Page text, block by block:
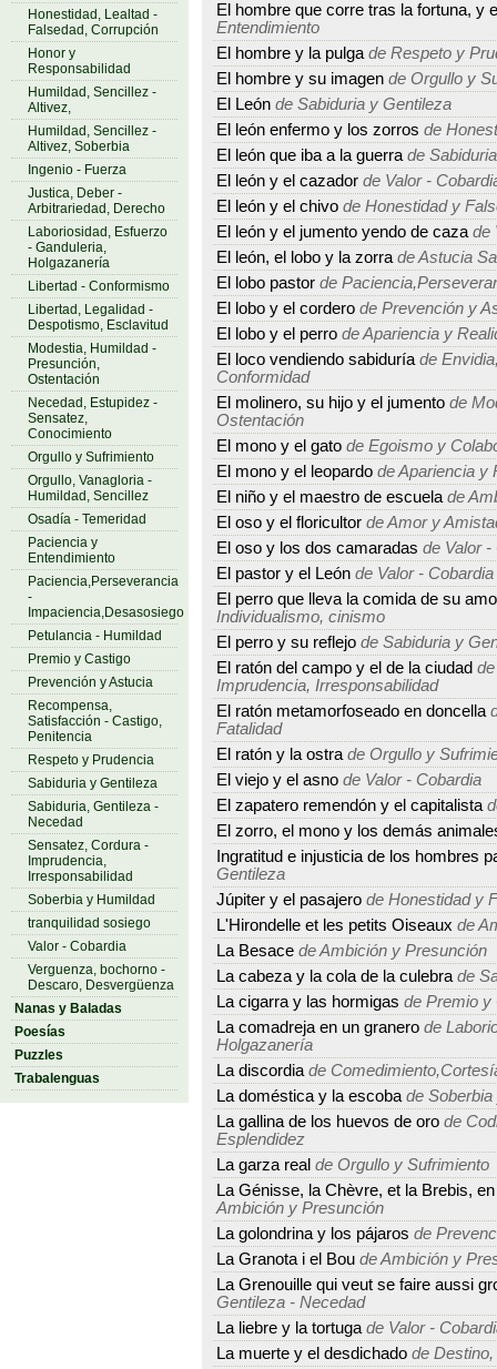
Honestidad, Lealtad -
Falsedad, Corrupción
Honor y
Responsabilidad
Humildad, Sencillez -
Altivez,
Humildad, Sencillez -
Altivez, Soberbia
Ingenio - Fuerza
Justica, Deber -
Arbitrariedad, Derecho
Laboriosidad, Esfuerzo
- Ganduleria,
Holgazanería
Libertad - Conformismo
Libertad, Legalidad -
Despotismo, Esclavitud
Modestia, Humildad -
Presunción,
Ostentación
Necedad, Estupidez -
Sensatez,
Conocimiento
Orgullo y Sufrimiento
Orgullo, Vanagloria -
Humildad, Sencillez
Osadía - Temeridad
Paciencia y
Entendimiento
Paciencia,Perseverancia
-
Impaciencia,Desasosiego
Petulancia - Humildad
Premio y Castigo
Prevención y Astucia
Recompensa,
Satisfacción - Castigo,
Penitencia
Respeto y Prudencia
Sabiduria y Gentileza
Sabiduria, Gentileza -
Necedad
Sensatez, Cordura -
Imprudencia,
Irresponsabilidad
Soberbia y Humildad
tranquilidad sosiego
Valor - Cobardia
Verguenza, bochorno -
Descaro, Desvergüenza
Nanas y Baladas
Poesías
Puzzles
Trabalenguas
El hombre que corre tras la fortuna, y
Entendimiento
El hombre y la pulga de Respeto y
El hombre y su imagen de Orgullo y
El León de Sabiduria y Gentileza
El león enfermo y los zorros de
El león que iba a la guerra de
El león y el cazador de Valor -
El león y el chivo de Honestidad y
El león y el jumento yendo de caza de
El león, el lobo y la zorra de Astucia
El lobo pastor de
El lobo y el cordero de Prevención y
El lobo y el perro de Apariencia y
El loco vendiendo sabiduría de
Conformidad
El molinero, su hijo y el jumento de
Ostentación
El mono y el gato de Egoismo y
El mono y el leopardo de Apariencia y
El niño y el maestro de escuela de
El oso y el floricultor de Amor y
El oso y los dos camaradas de Valor -
El pastor y el León de Valor - Cobardia
El perro que lleva la comida de su amo
Individualismo, cinismo
El perro y su reflejo de Sabiduria y
El ratón del campo y el de la ciudad
Imprudencia, Irresponsabilidad
El ratón metamorfoseado en doncella
Fatalidad
El ratón y la ostra de Orgullo y
El viejo y el asno de Valor - Cobardia
El zapatero remendón y el capitalista
El zorro, el mono y los demás
Ingratitud e injusticia de los hombres
Gentileza
Júpiter y el pasajero de Honestidad y
L'Hirondelle et les petits Oiseaux de
La Besace de Ambición y Presunción
La cabeza y la cola de la culebra de
La cigarra y las hormigas de Premio y
La comadreja en un granero de
Holgazanería
La discordia de
La doméstica y la escoba de
La gallina de los huevos de oro de
Esplendidez
La garza real de Orgullo y Sufrimiento
La Génisse, la Chèvre, et la Brebis,
Ambición y Presunción
La golondrina y los pájaros de
La Granota i el Bou de Ambición y
La Grenouille qui veut se faire aussi
Gentileza - Necedad
La liebre y la tortuga de Valor -
La muerte y el desdichado de